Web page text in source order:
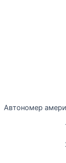
Автономер